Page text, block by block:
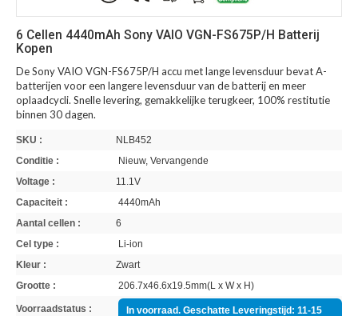
6 Cellen 4440mAh Sony VAIO VGN-FS675P/H Batterij
Kopen
De Sony VAIO VGN-FS675P/H accu met lange levensduur bevat A-
batterijen voor een langere levensduur van de batterij en meer
oplaadcycli. Snelle levering, gemakkelijke terugkeer, 100% restitutie
binnen 30 dagen.
SKU :
NLB452
Conditie :
Nieuw, Vervangende
Voltage :
11.1V
Capaciteit :
4440mAh
Aantal cellen :
6
Cel type :
Li-ion
Kleur :
Zwart
Grootte :
206.7x46.6x19.5mm(L x W x H)
Voorraadstatus :
In voorraad. Geschatte Leveringstijd: 11-15